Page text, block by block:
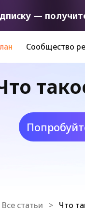
—
Сообщество
Все статьи > Что